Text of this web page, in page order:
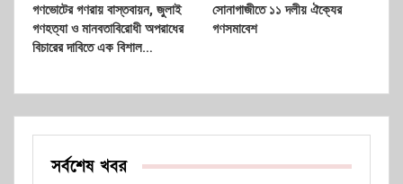
গণভোটের গণরায় বাস্তবায়ন, জুলাই
গণহত্যা ও মানবতাবিরোধী অপরাধের
বিচারের দাবিতে এক বিশাল…
সোনাগাজীতে ১১ দলীয় ঐক্যের
গণসমাবেশ
সর্বশেষ খবর